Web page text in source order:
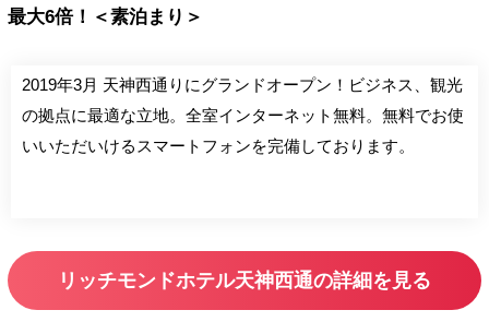
最大6倍！＜素泊まり＞
2019年3月 天神西通りにグランドオープン！ビジネス、観光
の拠点に最適な立地。全室インターネット無料。無料でお使
いいただいけるスマートフォンを完備しております。
リッチモンドホテル天神西通の詳細を見る